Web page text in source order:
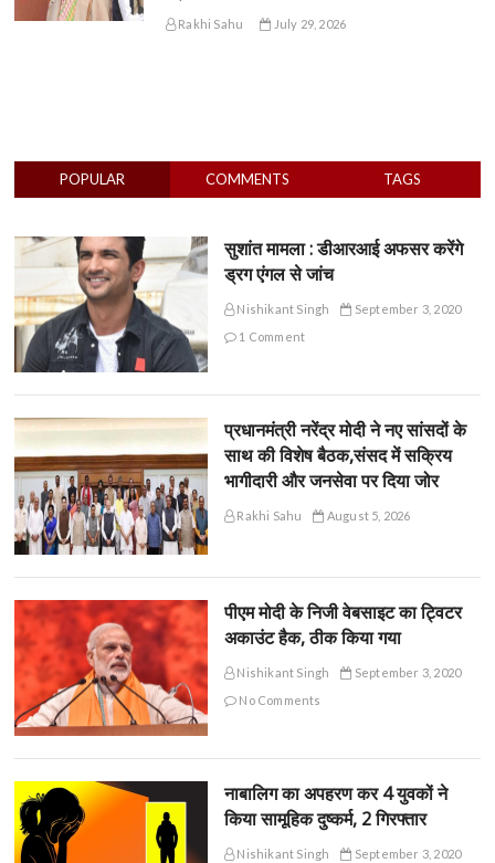
Rakhi Sahu July 29, 2026
POPULAR COMMENTS TAGS
सुशांत मामला : डीआरआई अफसर करेंगे
ड्रग एंगल से जांच
Nishikant Singh
September 3, 2020
1 Comment
प्रधानमंत्री नरेंद्र मोदी ने नए सांसदों के
साथ की विशेष बैठक,संसद में सक्रिय
भागीदारी और जनसेवा पर दिया जोर
Rakhi Sahu August 5, 2026
पीएम मोदी के निजी वेबसाइट का ट्विटर
अकाउंट हैक, ठीक किया गया
Nishikant Singh
September 3, 2020
No Comments
नाबालिग का अपहरण कर 4 युवकों ने
किया सामूहिक दुष्कर्म, 2 गिरफ्तार
Nishikant Singh
September 3, 2020